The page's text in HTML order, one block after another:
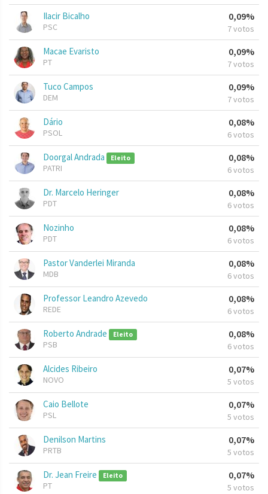
Ilacir Bicalho
PSC
0,09%
7 votos
Macae Evaristo
PT
0,09%
7 votos
Tuco Campos
DEM
0,09%
7 votos
Dário
PSOL
0,08%
6 votos
Doorgal Andrada Eleito
PATRI
0,08%
6 votos
Dr. Marcelo Heringer
PDT
0,08%
6 votos
Nozinho
PDT
0,08%
6 votos
Pastor Vanderlei Miranda
MDB
0,08%
6 votos
Professor Leandro Azevedo
REDE
0,08%
6 votos
Roberto Andrade Eleito
PSB
0,08%
6 votos
Alcides Ribeiro
NOVO
0,07%
5 votos
Caio Bellote
PSL
0,07%
5 votos
Denilson Martins
PRTB
0,07%
5 votos
Dr. Jean Freire Eleito
PT
0,07%
5 votos